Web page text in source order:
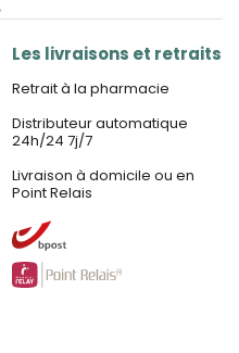
Les livraisons et retraits
Retrait à la pharmacie
Distributeur automatique
24h/24 7j/7
Livraison à domicile ou en
Point Relais